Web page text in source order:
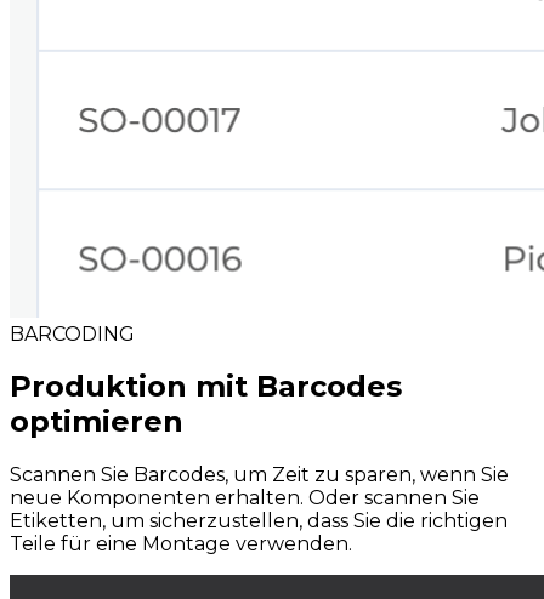
BARCODING
Produktion mit Barcodes
optimieren
Scannen Sie Barcodes, um Zeit zu sparen, wenn Sie
neue Komponenten erhalten. Oder scannen Sie
Etiketten, um sicherzustellen, dass Sie die richtigen
Teile für eine Montage verwenden.